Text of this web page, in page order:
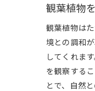
観葉植物
観葉植物は
境との調和
してくれま
を観察する
とで、自然